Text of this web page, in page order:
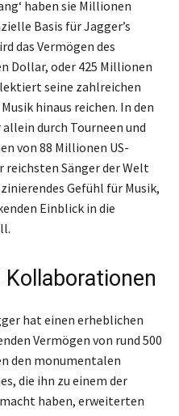
haben sie Millionen
Basis für Jagger’s
das Vermögen des
Dollar, oder 425 Millionen
seine zahlreichen
hinaus reichen. In den
durch Tourneen und
von 88 Millionen US-
reichsten Sänger der Welt
Gefühl für Musik,
Einblick in die
hat einen erheblichen
Vermögen von rund 500
den monumentalen
die ihn zu einem der
haben, erweiterten